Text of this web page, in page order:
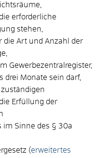
erforderliche
stehen,
die Art und Anzahl der
Gewerbezentralregister,
drei Monate sein darf,
Erfüllung der
im Sinne des § 30a
(erweitertes